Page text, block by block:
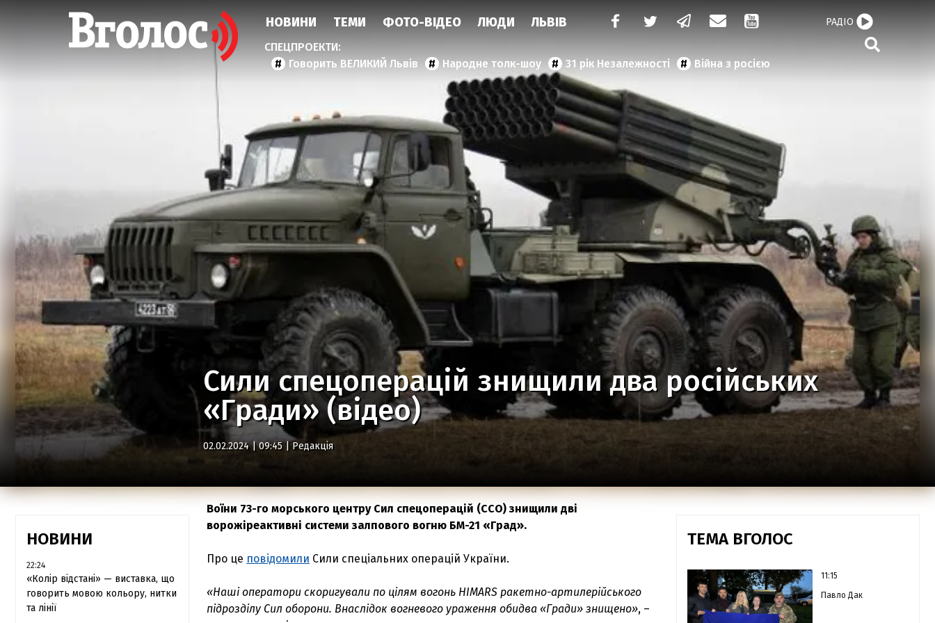
НОВИНИ ТЕМИ ФОТО-ВІДЕО ЛЮДИ ЛЬВІВ
Говорить ВЕЛИКИЙ Львів Народне толк-шоу 31 рік Незалежності Війна з росією
РАДІО
Сили спецоперацій знищили два російських
«Гради» (відео)
02.02.2024 | 09:45 | Редакція
НОВИНИ
22:24
«Колір відстані» — виставка, що
говорить мовою кольору, нитки
та лінії
Воїни 73-го морського центру Сил спецоперацій (ССО) знищили дві
ворожіреактивні системи залпового вогню БМ-21 «Град».
Про це повідомили Сили спеціальних операцій України.
«Наші оператори скоригували по цілям вогонь HIMARS ракетно-артилерійського
підрозділу Сил оборони. Внаслідок вогневого ураження обидва «Гради» знищено», –
ТЕМА ВГОЛОС
11:15
Павло Дак